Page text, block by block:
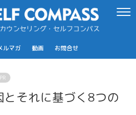
ルマガ 動画 お問合せ
PR
とそれに基づく8つの